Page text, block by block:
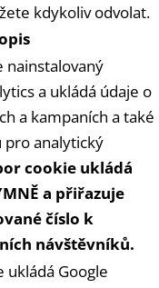
kdykoliv odvolat.
nainstalovaný
a ukládá údaje o
a kampaních a také
pro analytický
cookie ukládá
a přiřazuje
číslo k
návštěvníků.
ukládá Google